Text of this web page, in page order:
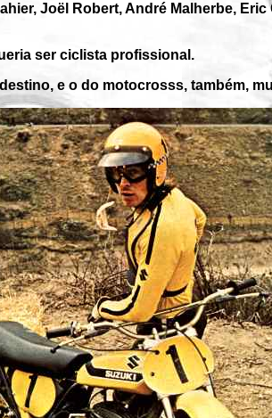
Joël Robert, André Malherbe,
ser ciclista profissional.
e o do motocrosss, também,